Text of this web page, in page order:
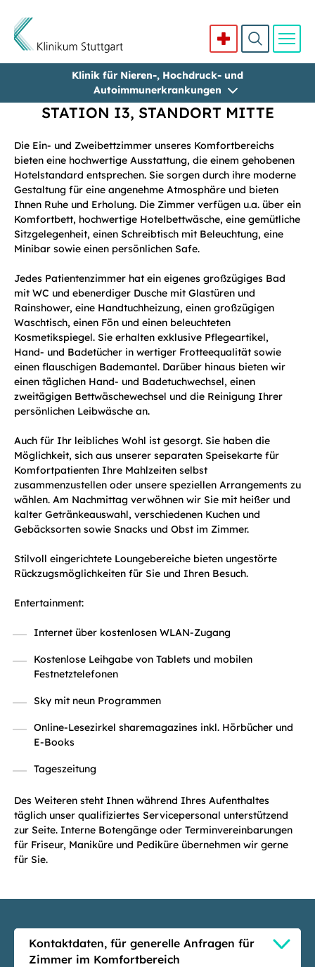
Direkt zum InhaltKlinik für Nieren-, Hochdruck- und
Autoimmunerkrankungen
STATION I3, STANDORT MITTE
Die Ein- und Zweibettzimmer unseres Komfortbereichs
bieten eine hochwertige Ausstattung, die einem gehobenen
Hotelstandard entsprechen. Sie sorgen durch ihre moderne
Gestaltung für eine angenehme Atmosphäre und bieten
Ihnen Ruhe und Erholung. Die Zimmer verfügen u.a. über ein
Komfortbett, hochwertige Hotelbettwäsche, eine gemütliche
Sitzgelegenheit, einen Schreibtisch mit Beleuchtung, eine
Minibar sowie einen persönlichen Safe.
Jedes Patientenzimmer hat ein eigenes großzügiges Bad
mit WC und ebenerdiger Dusche mit Glastüren und
Rainshower, eine Handtuchheizung, einen großzügigen
Waschtisch, einen Fön und einen beleuchteten
Kosmetikspiegel. Sie erhalten exklusive Pflegeartikel,
Hand- und Badetücher in wertiger Frotteequalität sowie
einen flauschigen Bademantel. Darüber hinaus bieten wir
einen täglichen Hand- und Badetuchwechsel, einen
zweitägigen Bettwäschewechsel und die Reinigung Ihrer
persönlichen Leibwäsche an.
Auch für Ihr leibliches Wohl ist gesorgt. Sie haben die
Möglichkeit, sich aus unserer separaten Speisekarte für
Komfortpatienten Ihre Mahlzeiten selbst
zusammenzustellen oder unsere speziellen Arrangements zu
wählen. Am Nachmittag verwöhnen wir Sie mit heißer und
kalter Getränkeauswahl, verschiedenen Kuchen und
Gebäcksorten sowie Snacks und Obst im Zimmer.
Stilvoll eingerichtete Loungebereiche bieten ungestörte
Rückzugsmöglichkeiten für Sie und Ihren Besuch.
Entertainment:
Internet über kostenlosen WLAN-Zugang
Kostenlose Leihgabe von Tablets und mobilen
Festnetztelefonen
Sky mit neun Programmen
Online-Lesezirkel sharemagazines inkl. Hörbücher und
E-Books
Tageszeitung
Des Weiteren steht Ihnen während Ihres Aufenthaltes
täglich unser qualifiziertes Servicepersonal unterstützend
zur Seite. Interne Botengänge oder Terminvereinbarungen
für Friseur, Maniküre und Pediküre übernehmen wir gerne
für Sie.
Kontaktdaten, für generelle Anfragen für
Zimmer im Komfortbereich